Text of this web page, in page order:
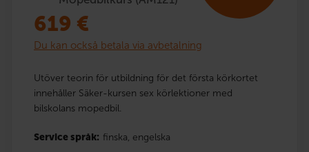
619 €
Du kan också betala via avbetalning
Utöver teorin för utbildning för det första körkortet
innehåller Säker-kursen sex körlektioner med
bilskolans mopedbil.
Service språk: finska, engelska